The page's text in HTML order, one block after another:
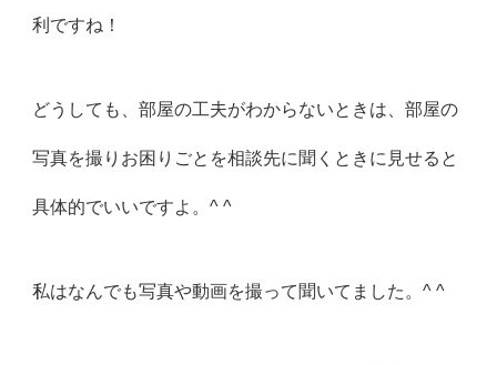
利ですね！
どうしても、部屋の工夫がわからないときは、部屋の
写真を撮りお困りごとを相談先に聞くときに見せると
具体的でいいですよ。^ ^
私はなんでも写真や動画を撮って聞いてました。^ ^